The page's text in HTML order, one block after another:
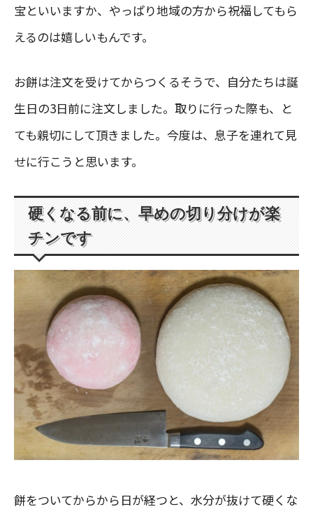
宝といいますか、やっぱり地域の方から祝福してもら
えるのは嬉しいもんです。
お餅は注文を受けてからつくるそうで、自分たちは誕
生日の3日前に注文しました。取りに行った際も、と
ても親切にして頂きました。今度は、息子を連れて見
せに行こうと思います。
硬くなる前に、早めの切り分けが楽
チンです
餅をついてからから日が経つと、水分が抜けて硬くな